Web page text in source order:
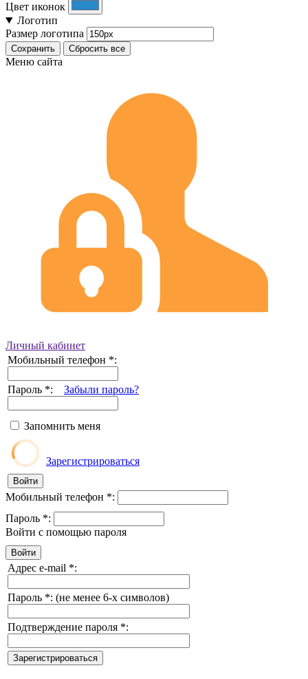
Цвет иконок
Логотип
Размер логотипа
Сохранить Сбросить все
Меню сайта
Личный кабинет
Мобильный телефон *:
Пароль *: Забыли пароль?
Запомнить меня
Зарегистрироваться
Мобильный телефон *:
Пароль *:
Войти с помощью пароля
Адрес e-mail *:
Пароль *: (не менее 6-х символов)
Подтверждение пароля *: